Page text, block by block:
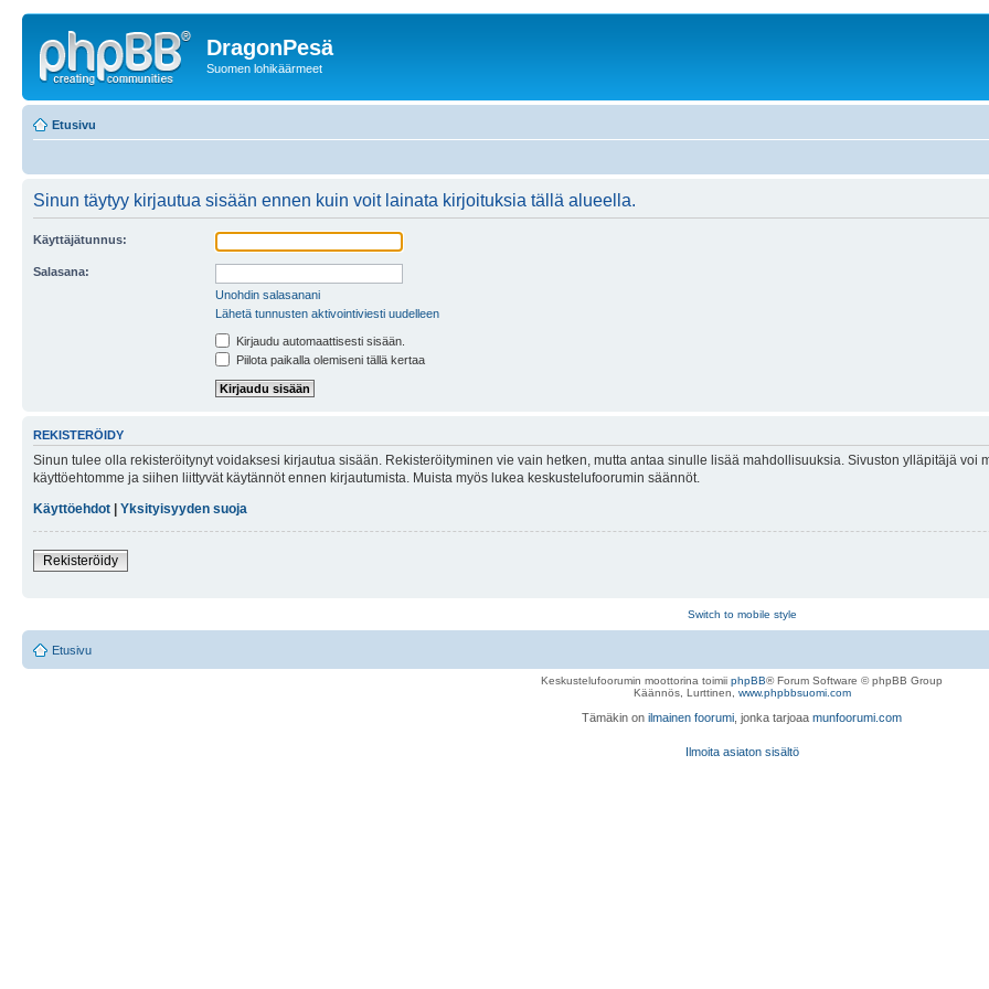
DragonPesä
Suomen lohikäärmeet
Etusivu
Sinun täytyy kirjautua sisään ennen kuin voit lainata kirjoituksia tällä alueella.
Käyttäjätunnus:
Salasana:
Unohdin salasanani
Lähetä tunnusten aktivointiviesti uudelleen
Kirjaudu automaattisesti sisään.
Piilota paikalla olemiseni tällä kertaa
REKISTERÖIDY
Sinun tulee olla rekisteröitynyt voidaksesi kirjautua sisään. Rekisteröityminen vie vain hetken, mutta antaa sinulle lisää mahdollisuuksia. Sivuston ylläpitäjä
käyttöehtomme ja siihen liittyvät käytännöt ennen kirjautumista. Muista myös lukea keskustelufoorumin säännöt.
Käyttöehdot
Yksityisyyden suoja
Rekisteröidy
Switch to mobile style
Etusivu
Keskustelufoorumin moottorina toimii phpBB® Forum Software © phpBB Group
Käännös, Lurttinen, www.phpbbsuomi.com
Tämäkin on ilmainen foorumi , jonka tarjoaa munfoorumi.com
Ilmoita asiaton sisältö